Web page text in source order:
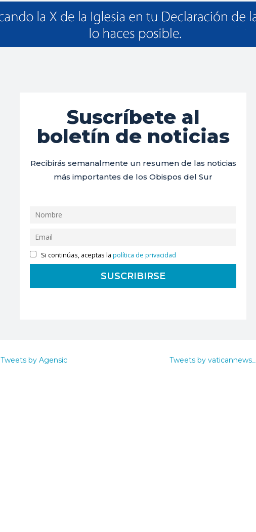
Suscríbete al
boletín de noticias
Recibirás semanalmente un resumen de las noticias
más importantes de los Obispos del Sur
Si continúas, aceptas lapolítica de privacidad
Tweets by Agensic Tweets by